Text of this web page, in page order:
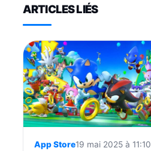
ARTICLES LIÉS
App Store19 mai 2025 à 11:10